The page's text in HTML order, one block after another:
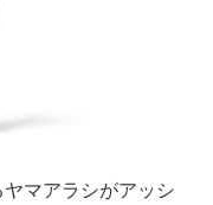
マアラシがアッシ